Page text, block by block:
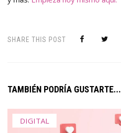
SHARE THIS POST
TAMBIÉN PODRÍA GUSTARTE...
DIGITAL